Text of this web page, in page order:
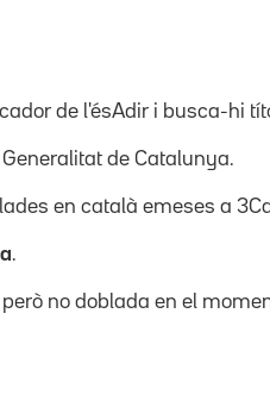
de l'ésAdir i busca-hi
de Catalunya.
en català emeses a
.
però no doblada en el